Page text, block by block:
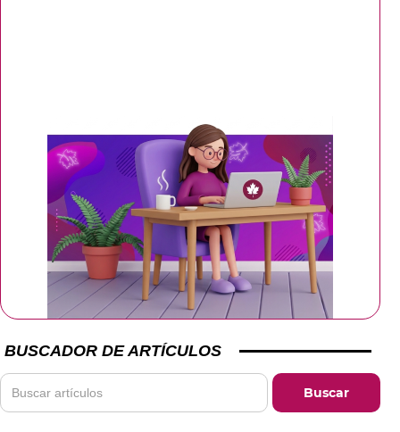
BUSCADOR DE ARTÍCULOS